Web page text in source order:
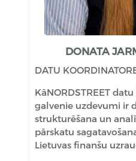
DONATA
DATU
KāNORDSTREET
galvenie uzdevumi ir
strukturēšana un
pārskatu
Lietuvas finanšu